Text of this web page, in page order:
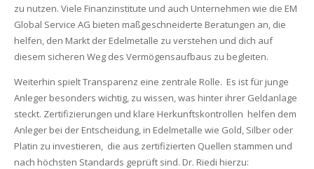
zu nutzen. Viele Finanzinstitute und auch Unternehmen wie die EM
Global Service AG bieten maßgeschneiderte Beratungen an, die
helfen, den Markt der Edelmetalle zu verstehen und dich auf
diesem sicheren Weg des Vermögensaufbaus zu begleiten.
Weiterhin spielt Transparenz eine zentrale Rolle. Es ist für junge
Anleger besonders wichtig, zu wissen, was hinter ihrer Geldanlage
steckt. Zertifizierungen und klare Herkunftskontrollen helfen dem
Anleger bei der Entscheidung, in Edelmetalle wie Gold, Silber oder
Platin zu investieren, die aus zertifizierten Quellen stammen und
nach höchsten Standards geprüft sind. Dr. Riedi hierzu: